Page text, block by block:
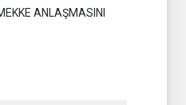
ANLAŞMASINI